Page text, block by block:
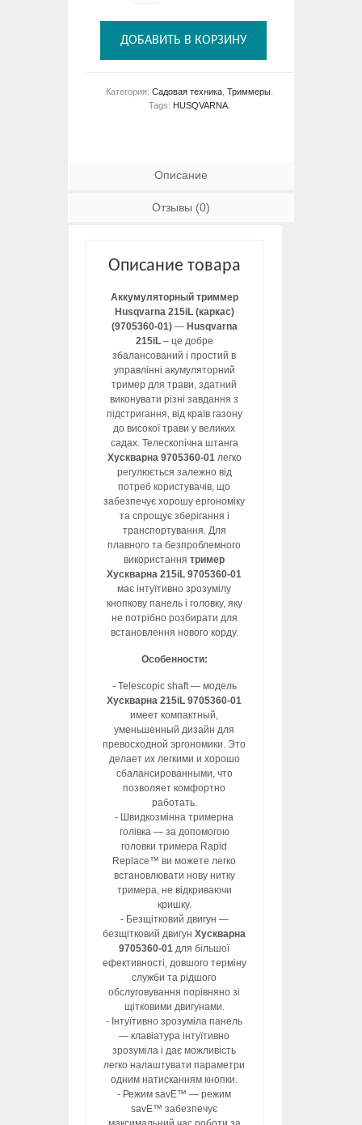
ДОБАВИТЬ В КОРЗИНУ
Категория: Садовая техника, Триммеры.
Tags: HUSQVARNA.
Описание
Отзывы (0)
Описание товара
Аккумуляторный триммер
Husqvarna 215iL (каркас)
(9705360-01)— Husqvarna
215iL– це добре
збалансований і простий в
управлінні акумуляторний
тример для трави, здатний
виконувати різні завдання з
підстригання, від країв газону
до високої трави у великих
садах. Телескопічна штанга
Хускварна 9705360-01легко
регулюється залежно від
потреб користувачів, що
забезпечує хорошу ергономіку
та спрощує зберігання і
транспортування. Для
плавного та безпроблемного
використаннятример
Хускварна 215iL 9705360-01
має інтуїтивно зрозумілу
кнопкову панель і головку, яку
не потрібно розбирати для
встановлення нового корду.
Особенности:
- Telescopic shaft — модель
Хускварна 215iL 9705360-01
имеет компактный,
уменьшенный дизайн для
превосходной эргономики. Это
делает их легкими и хорошо
сбалансированными, что
позволяет комфортно
работать.
- Швидкозмінна тримерна
голівка — за допомогою
головки тримера Rapid
Replace™ ви можете легко
встановлювати нову нитку
тримера, не відкриваючи
кришку.
- Безщітковий двигун —
безщітковий двигунХускварна
9705360-01 для більшої
ефективності, довшого терміну
служби та рідшого
обслуговування порівняно зі
щітковими двигунами.
- Інтуїтивно зрозуміла панель
— клавіатура інтуїтивно
зрозуміла і дає можливість
легко налаштувати параметри
одним натисканням кнопки.
- Режим savE™ — режим
savE™ забезпечує